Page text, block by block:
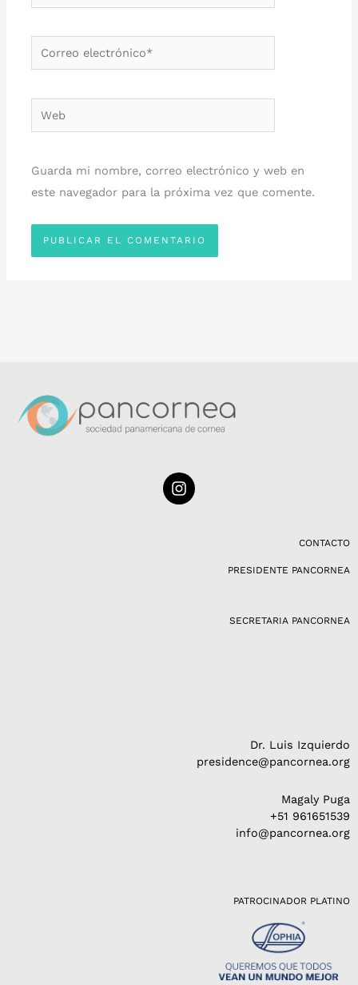
Correo
electrónico*
Web
Guarda mi nombre, correo electrónico y web en
este navegador para la próxima vez que comente.
I
n
CONTACTO
PRESIDENTE PANCORNEA
SECRETARIA PANCORNEA
Dr. Luis Izquierdo
presidence@pancornea.org
Magaly Puga
+51 961651539
info@pancornea.org
PATROCINADOR PLATINO